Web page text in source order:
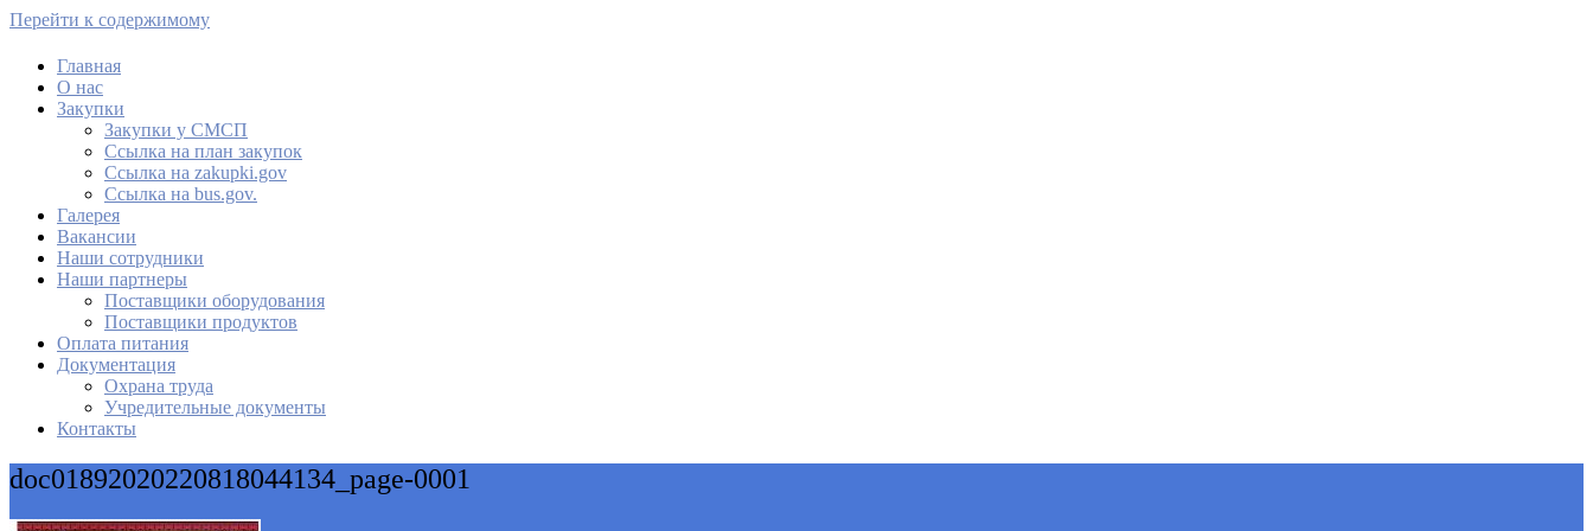
Перейти к содержимому
МАУ Комбинат питания
Главная
О нас
Закупки
Закупки у СМСП
Cсылка на план закупок
Cсылка на zakupki.gov
Ссылка на bus.gov.
Галерея
Вакансии
Наши сотрудники
Наши партнеры
Поставщики оборудования
Поставщики продуктов
Оплата питания
Документация
Охрана труда
Учредительные документы
Контакты
doc01892020220818044134_page-0001